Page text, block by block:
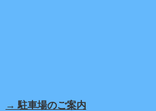
→ 駐車場のご案内